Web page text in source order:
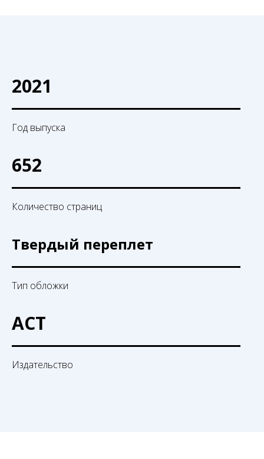
2021
Год выпуска
652
Количество страниц
Твердый переплет
Тип обложки
АСТ
Издательство